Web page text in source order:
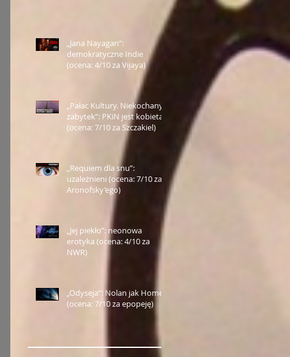
„Jana Nayagan”:
demokratyczne Indie
(ocena: 4/10 za Vijaya)
„Pałac Kultury. Niekochany
zabytek”: PKiN jest kobietą
(ocena: 7/10 za Szczakiel)
„Requiem dla snu”:
uzależnieni (ocena: 7/10 za
Aronofsky’ego)
„Jej piekło”: neonowa
erotyka (ocena: 4/10 za
NWR)
„Odyseja”: Nolan jak Homer
(ocena: 7/10 za epopeję)